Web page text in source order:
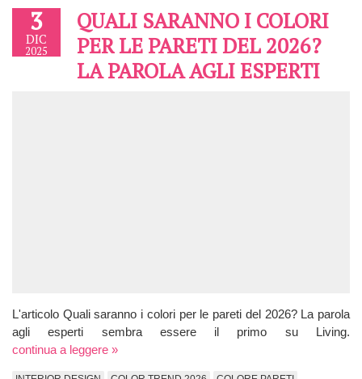
3
DIC
2025
QUALI SARANNO I COLORI
PER LE PARETI DEL 2026?
LA PAROLA AGLI ESPERTI
L'articolo Quali saranno i colori per le pareti del 2026? La parola
agli esperti sembra essere il primo su Living.
continua a leggere »